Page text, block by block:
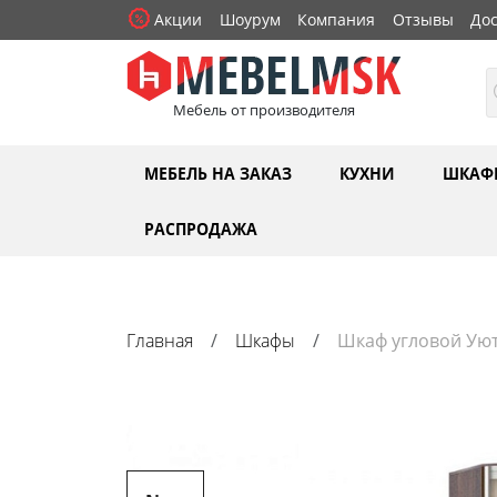
Акции Шоурум Компания Отзывы
Мебель от производителя
МЕБЕЛЬ НА ЗАКАЗ КУХНИ
РАСПРОДАЖА
Главная Шкафы Шкаф угловой